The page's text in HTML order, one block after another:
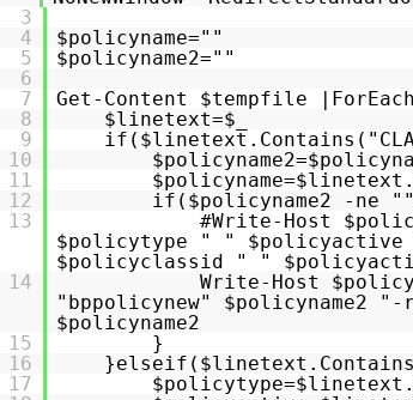
3
4
$policyname=""
5
$policyname2=""
6
7
Get-Content $tempfile
8
$linetext=$_
9
10
11
12
if($policyname2 -ne
13
#Write-Host
$policytype " "
$policyclassid " "
14
Write-Host
"bppolicynew" $policyname2 "-
$policyname2
15
}
16
17